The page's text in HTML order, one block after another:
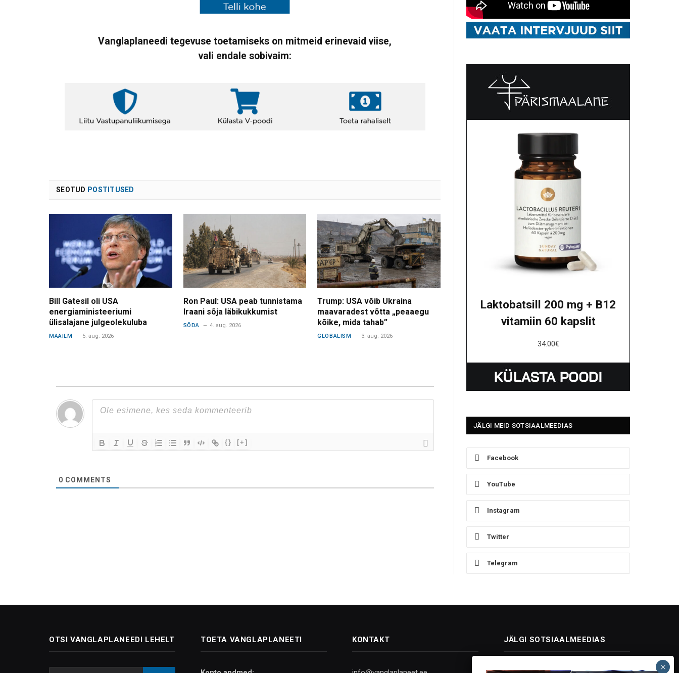
Vanglaplaneedi tegevuse toetamiseks on mitmeid erinevaid viise,
vali endale sobivaim:
SEOTUD POSTITUSED
Bill Gatesil oli USA
energiaministeeriumi
ülisalajane julgeolekuluba
MAAILM 5. aug. 2026
Ron Paul: USA peab tunnistama
Iraani sõja läbikukkumist
SÕDA 4. aug. 2026
Trump: USA võib Ukraina
maavaradest võtta „peaaegu
kõike, mida tahab”
GLOBALISM 3. aug. 2026
{} [+]
0 COMMENTS
Laktobatsill 200 mg + B12
vitamiin 60 kapslit
34.00€
JÄLGI MEID SOTSIAALMEEDIAS
Facebook
YouTube
Instagram
Twitter
Telegram
OTSI VANGLAPLANEEDI LEHELT TOETA VANGLAPLANEETI KONTAKT JÄLGI SOTSIAALMEEDIAS